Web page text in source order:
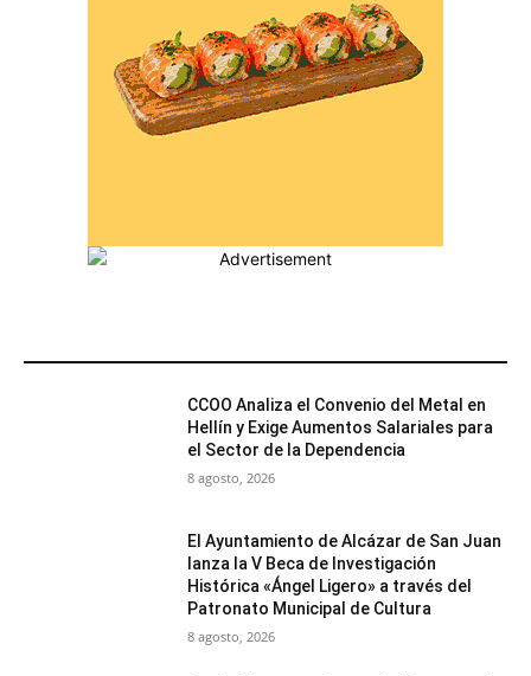
CCOO Analiza el Convenio del Metal en
Hellín y Exige Aumentos Salariales para
el Sector de la Dependencia
8 agosto, 2026
El Ayuntamiento de Alcázar de San Juan
lanza la V Beca de Investigación
Histórica «Ángel Ligero» a través del
Patronato Municipal de Cultura
8 agosto, 2026